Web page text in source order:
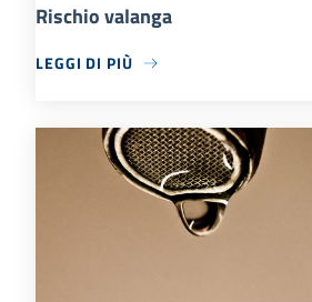
Rischio valanga
LEGGI DI PIÙ